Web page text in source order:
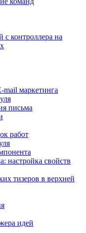
с контроллера на
маркетинга
письма
работ
настройка свойств
тизеров в верхней
идей